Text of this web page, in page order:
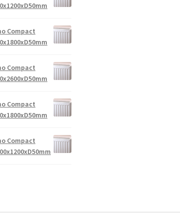
Compact
Compact
Compact
Compact